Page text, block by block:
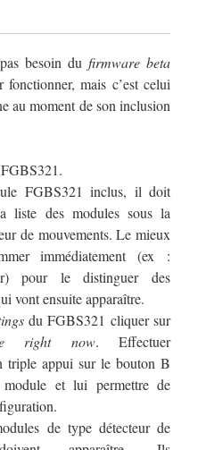
besoin du firmware beta
fonctionner, mais c’est celui
au moment de son inclusion
FGBS321 inclus, il doit
liste des modules sous la
de mouvements. Le mieux
immédiatement (ex :
pour le distinguer des
vont ensuite apparaître.
du FGBS321 cliquer sur
right now. Effectuer
triple appui sur le bouton B
et lui permettre de
de type détecteur de